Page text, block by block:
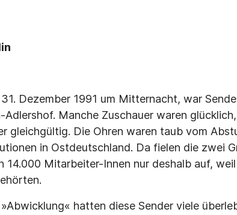
Dezember 1991 um Mitternacht, war
Adlershof. Manche Zuschauer waren
gleichgültig. Die Ohren waren taub vom
in Ostdeutschland. Da fielen die zwei
14.000 Mitarbeiter-Innen nur deshalb auf,
hatten diese Sender viele